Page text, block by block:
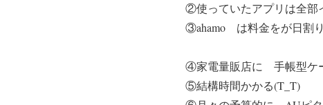
②使っていたアプリは全部
③ahamo は料金をが日割
④家電量販店に 手帳型ケ
⑤結構時間かかる(T_T)